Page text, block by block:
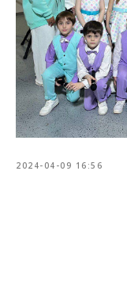
2024-04-09 16:56